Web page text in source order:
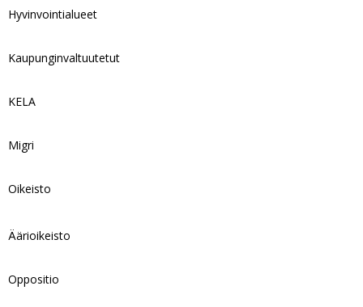
Hyvinvointialueet
Kaupunginvaltuutetut
KELA
Migri
Oikeisto
Äärioikeisto
Oppositio